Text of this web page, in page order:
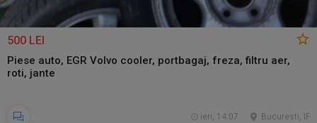
500 LEI
Piese auto, EGR Volvo cooler, portbagaj, freza, filtru aer,
roti, jante
Bucuresti, IF
ieri, 14:07